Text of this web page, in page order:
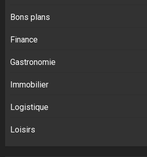
Bons plans
Finance
Gastronomie
Immobilier
Logistique
Loisirs